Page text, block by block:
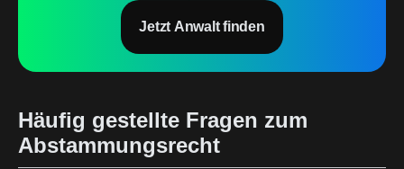
Jetzt Anwalt finden
Häufig gestellte Fragen zum
Abstammungsrecht